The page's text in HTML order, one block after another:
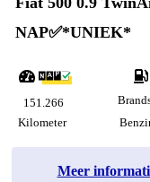
NAP✅*UNIEK*
151.266
Kilometer
Meer